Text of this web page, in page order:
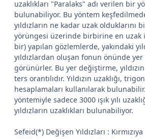
uzaklıkları "Paralaks" adı verilen bir
bulunabiliyor. Bu yöntem
yıldızların ne kadar uzak olduklarını
yörüngesi üzerinde birbirine en uzak
bir) yapılan gözlemlerde, yakındaki
yıldızlardan oluşan fonun önünde
görünürler. Bu yer değiştirme,
ters orantılıdır. Yıldızın uzaklığı,
hesaplamaları kullanılarak
yöntemiyle sadece 3000 ışık yılı
yıldızların uzaklıkları bulunabiliyor.
Sefeid(*) Değişen Yıldızları :